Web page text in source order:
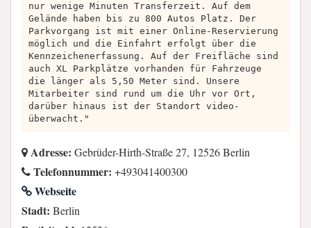
nur wenige Minuten Transferzeit. Auf dem
Gelände haben bis zu 800 Autos Platz. Der
Parkvorgang ist mit einer Online-Reservierung
möglich und die Einfahrt erfolgt über die
Kennzeichenerfassung. Auf der Freifläche sind
auch XL Parkplätze vorhanden für Fahrzeuge
die länger als 5,50 Meter sind. Unsere
Mitarbeiter sind rund um die Uhr vor Ort,
darüber hinaus ist der Standort video-
überwacht."
Adresse: Gebrüder-Hirth-Straße 27, 12526 Berlin
Telefonnummer: +493041400300
Webseite
Stadt: Berlin